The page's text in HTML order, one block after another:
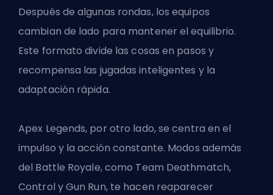
Después de algunas rondas, los equipos
cambian de lado para mantener el equilibrio.
Este formato divide las cosas en pasos y
recompensa las jugadas inteligentes y la
adaptación rápida.
Apex Legends, por otro lado, se centra en el
impulso y la acción constante. Modos además
del Battle Royale, como Team Deathmatch,
Control y Gun Run, te hacen reaparecer